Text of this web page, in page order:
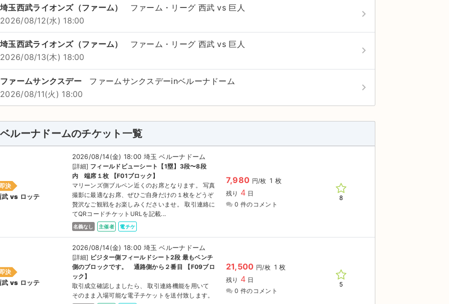
埼玉西武ライオンズ（ファーム）
ファーム・リーグ 西武 vs 巨人
2026/08/12(水) 18:00
keyboard_arrow_right
埼玉西武ライオンズ（ファーム）
ファーム・リーグ 西武 vs 巨人
2026/08/13(木) 18:00
keyboard_arrow_right
ファームサンクスデー
ファームサンクスデーinベルーナドーム
2026/08/11(火) 18:00
keyboard_arrow_right
ベルーナドームのチケット一覧
決
武 vs ロッテ
2026/08/14(金) 18:00 埼玉 ベルーナドーム
[詳細] フィールドビューシート【1塁】3段〜8段
内 端席１枚 【F01ブロック】
マリーンズ側ブルペン近くのお席となります。 写真
撮影に最適なお席、ぜひご自身だけの１枚をどうぞ
贅沢なご観戦をお楽しみくださいませ。 取引連絡に
てQRコードチケットURLを記載...
名義なし 主催者 電チケ
7,980 円/枚 1 枚
残り 4 日
0 件のコメント
8
決
武 vs ロッテ
2026/08/14(金) 18:00 埼玉 ベルーナドーム
[詳細] ビジター側フィールドシート2段 最もベンチ
側のブロックです。 通路側から２番目 【F09ブロ
ック】
取引成立確認しましたら、 取引連絡機能を用いて
そのまま入場可能な電子チケットを送付致します。
21,500 円/枚 1 枚
残り 4 日
0 件のコメント
5